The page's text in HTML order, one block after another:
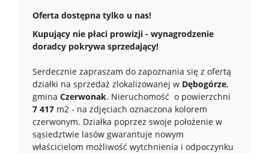
Oferta dostępna tylko u nas!
Kupujący nie płaci prowizji - wynagrodzenie
doradcy pokrywa sprzedający!
Serdecznie zapraszam do zapoznania się z ofertą
działki na sprzedaż zlokalizowanej w Dębogórze,
gmina Czerwonak. Nieruchomość o powierzchni
7 417 m2 - na zdjęciach oznaczona kolorem
czerwonym. Działka poprzez swoje położenie w
sąsiedztwie lasów gwarantuje nowym
właścicielom możliwość wytchnienia i odpoczynku